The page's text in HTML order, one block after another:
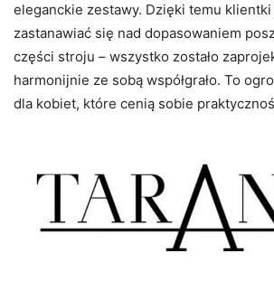
eleganckie zestawy. Dzięki temu
zastanawiać się nad dopasowaniem
części stroju – wszystko zostało
harmonijnie ze sobą współgrało. To
dla kobiet, które cenią sobie